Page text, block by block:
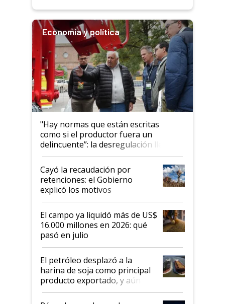
Economía y política
"Hay normas que están escritas
como si el productor fuera un
delincuente”: la desregulación llegó
al Congreso Aapresid y hasta se
habló del financiamiento al IPCVA
Cayó la recaudación por
retenciones: el Gobierno
explicó los motivos
El campo ya liquidó más de US$
16.000 millones en 2026: qué
pasó en julio
El petróleo desplazó a la
harina de soja como principal
producto exportado, y aún así
el agro aportó casi seis de cada
diez dólares y sostuvo el